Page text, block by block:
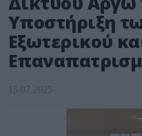
Υποστήριξη
Εξωτερικού
15.07.2025